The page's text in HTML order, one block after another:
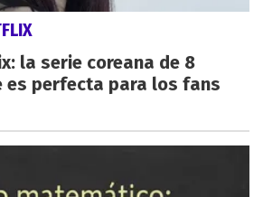
la serie coreana de 8
es perfecta para los fans